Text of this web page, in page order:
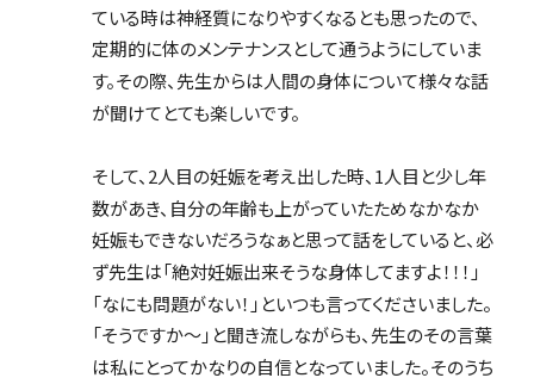
ている時は神経質になりやすくなるとも思ったので、
定期的に体のメンテナンスとして通うようにしていま
す。その際、先生からは人間の身体について様々な話
が聞けてとても楽しいです。
そして、2人目の妊娠を考え出した時、1人目と少し年
数があき、自分の年齢も上がっていたためなかなか
妊娠もできないだろうなぁと思って話をしていると、必
ず先生は「絶対妊娠出来そうな身体してますよ！！！」
「なにも問題がない！」といつも言ってくださいました。
「そうですか〜」と聞き流しながらも、先生のその言葉
は私にとってかなりの自信となっていました。そのうち